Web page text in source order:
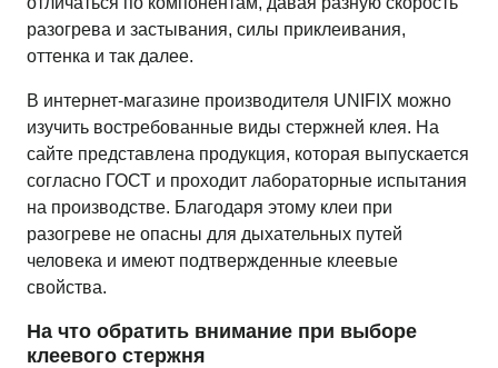
разогрева и застывания, силы приклеивания,
оттенка и так далее.
В интернет-магазине производителя UNIFIX можно
изучить востребованные виды стержней клея. На
сайте представлена продукция, которая выпускается
согласно ГОСТ и проходит лабораторные испытания
на производстве. Благодаря этому клеи при
разогреве не опасны для дыхательных путей
человека и имеют подтвержденные клеевые
свойства.
На что обратить внимание при выборе
клеевого стержня